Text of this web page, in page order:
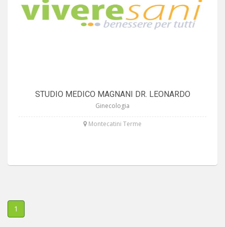
STUDIO MEDICO MAGNANI DR. LEONARDO
Ginecologia
Montecatini Terme
1